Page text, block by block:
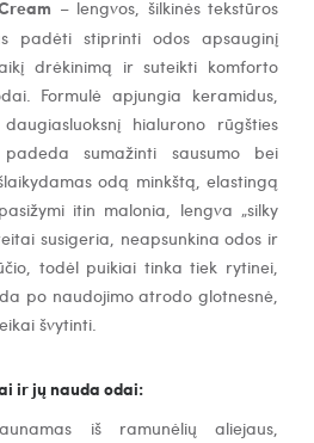
– lengvos, šilkinės tekstūros
padėti stiprinti odos apsauginį
drėkinimą ir suteikti komforto
Formulė apjungia keramidus,
hialurono rūgšties
sumažinti sausumo bei
odą minkštą, elastingą
itin malonia, lengva „silky
susigeria, neapsunkina odos ir
todėl puikiai tinka tiek rytinei,
po naudojimo atrodo glotnesnė,
švytinti.
ir jų nauda odai:
iš ramunėlių aliejaus,